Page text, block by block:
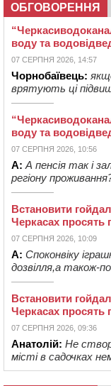
ОБГОВОРЕННЯ
воду та
07 СЕРПНЯ 2026, 14:57
Чорнобаївець:
врятують ці
воду та
07 СЕРПНЯ 2026, 10:56
А: А пенсія так і
регіону
Встановити
Черкасах просять
07 СЕРПНЯ 2026, 10:09
А: Споконвіку
дозвілля,а також-
Встановити
Черкасах просять
07 СЕРПНЯ 2026, 09:36
Анатолій: Не
місті в садочках